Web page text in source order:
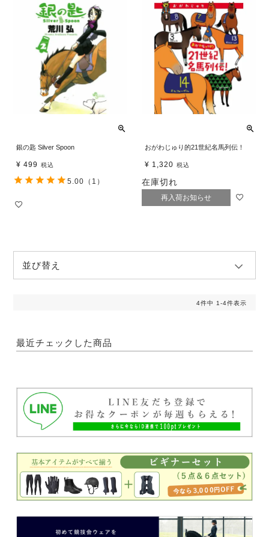
銀の匙 Silver Spoon
¥ 499 税込
5.00 （1）
おがわじゅり的21世紀名馬列伝！
¥ 1,320 税込
在庫切れ
再入荷お知らせ
並び替え
4件中 1 -4件表示
最近チェックした商品